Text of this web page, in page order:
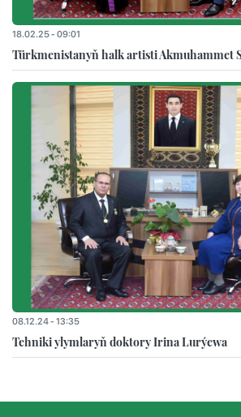
18.02.25 - 09:01
Türkmenistanyň halk artisti Akmuhammet
08.12.24 - 13:35
Tehniki ylymlaryň doktory Irina Lurýewa